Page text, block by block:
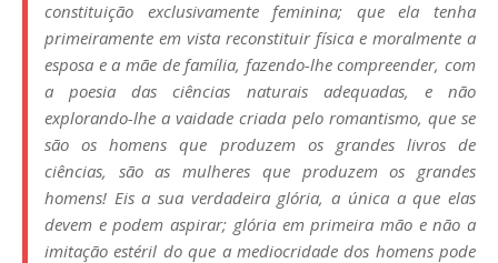
constituição exclusivamente feminina; que ela tenha
primeiramente em vista reconstituir física e moralmente a
esposa e a mãe de família, fazendo-lhe compreender, com
a poesia das ciências naturais adequadas, e não
explorando-lhe a vaidade criada pelo romantismo, que se
são os homens que produzem os grandes livros de
ciências, são as mulheres que produzem os grandes
homens! Eis a sua verdadeira glória, a única a que elas
devem e podem aspirar; glória em primeira mão e não a
imitação estéril do que a mediocridade dos homens pode